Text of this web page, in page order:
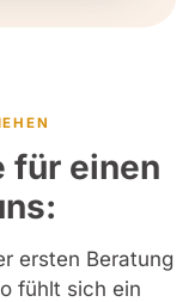
für einen
ersten Beratung
fühlt sich ein